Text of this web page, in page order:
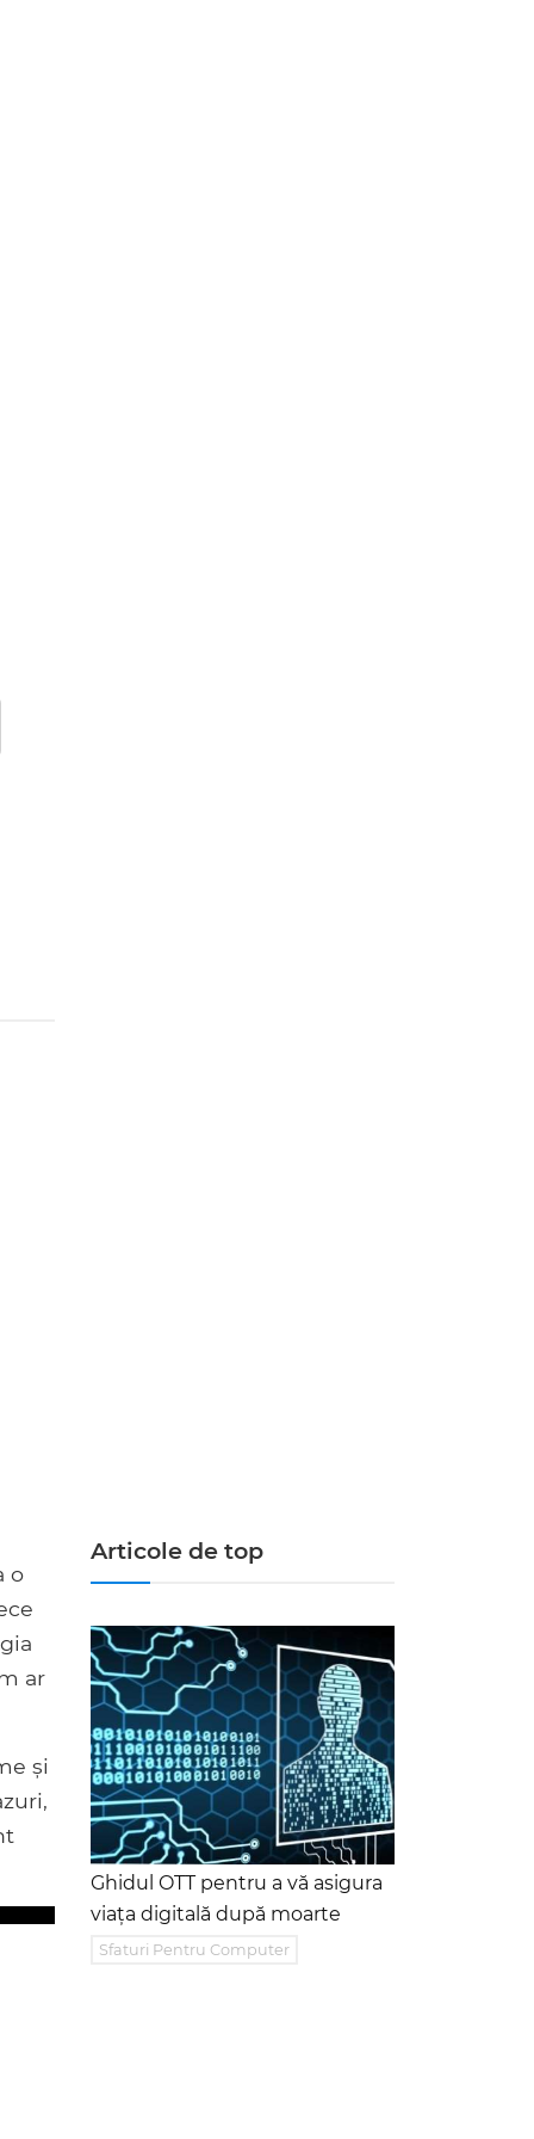
o
ar
și
Articole de top
Ghidul OTT pentru a vă asigura
viața digitală după moarte
Sfaturi Pentru Computer